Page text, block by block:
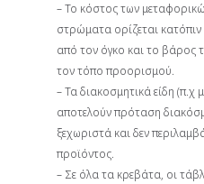
– Το κόστος των
στρώματα ορίζεται
από τον όγκο και το βάρος
τον τόπο προορισμού.
– Τα διακοσμητικά είδη (π.χ
αποτελούν πρόταση
ξεχωριστά και δεν
προϊόντος.
– Σε όλα τα κρεβάτα, οι